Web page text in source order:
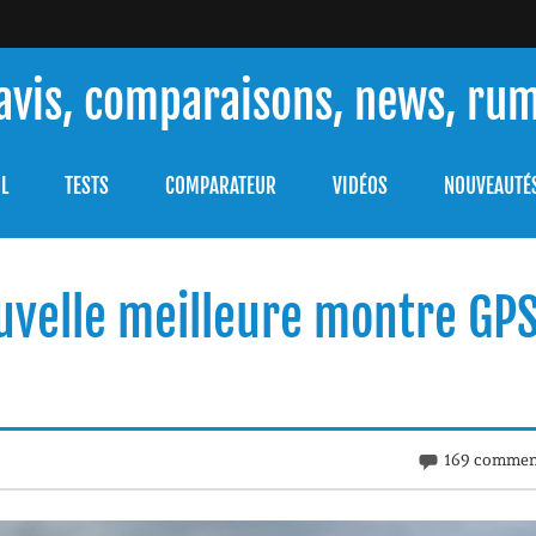
comparaisons, news,
TESTS COMPARATEUR VIDÉOS
meilleure montre
169